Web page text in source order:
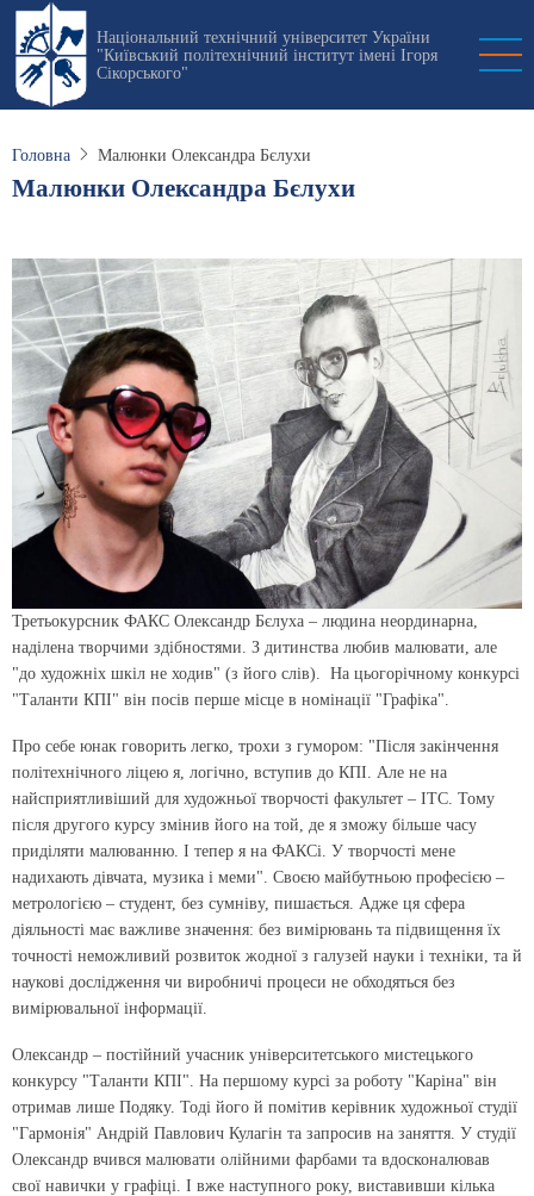
Перейти
основного
вмісту
Національний технічний університет України
"Київський політехнічний інститут імені Ігоря
Сікорського"
Головна Малюнки Олександра Бєлухи
Малюнки Олександра Бєлухи
Третьокурсник ФАКС Олександр Бєлуха – людина неординарна,
наділена творчими здібностями. З дитинства любив малювати, але
"до художніх шкіл не ходив" (з його слів). На цього­річному конкурсі
"Таланти КПІ" він посів перше місце в номінації "Графіка".
Про себе юнак говорить легко, трохи з гумором: "Після закінчення
політехнічного ліцею я, логічно, вступив до КПІ. Але не на
найсприятливіший для художньої творчості фа­культет – ІТС. Тому
після другого курсу змінив його на той, де я зможу більше часу
приділяти малюванню. І тепер я на ФАКСі. У творчості мене
надихають дівчата, музика і меми". Своєю майбутньою професією –
метрологією – студент, без сумніву, пишається. Адже ця сфера
діяльності має важливе значення: без вимірювань та підвищення їх
точності неможливий розвиток жодної з галузей науки і техніки, та й
наукові дослідження чи виробничі процеси не обходяться без
вимірювальної інформації.
Олександр – постійний учасник університетського мистецького
конкурсу "Таланти КПІ". На першому курсі за роботу "Каріна" він
отримав лише Подяку. Тоді його й помітив керівник художньої студії
"Гармонія" Андрій Павлович Кулагін та запросив на заняття. У студії
Олександр вчився малювати олійними фарбами та вдосконалював
свої навички у графіці. І вже наступного року, виставивши кілька